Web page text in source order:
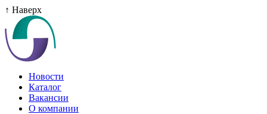
↑ Наверх
Новости
Каталог
Вакансии
О компании